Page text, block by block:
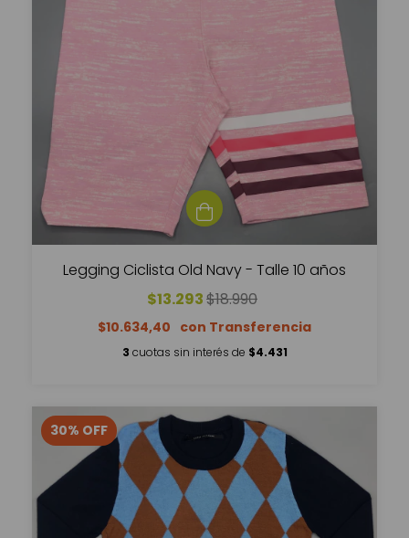
Legging Ciclista Old Navy - Talle 10 años
$13.293$18.990
$10.634,40
3 cuotas sin interés de $4.431
30% OFF